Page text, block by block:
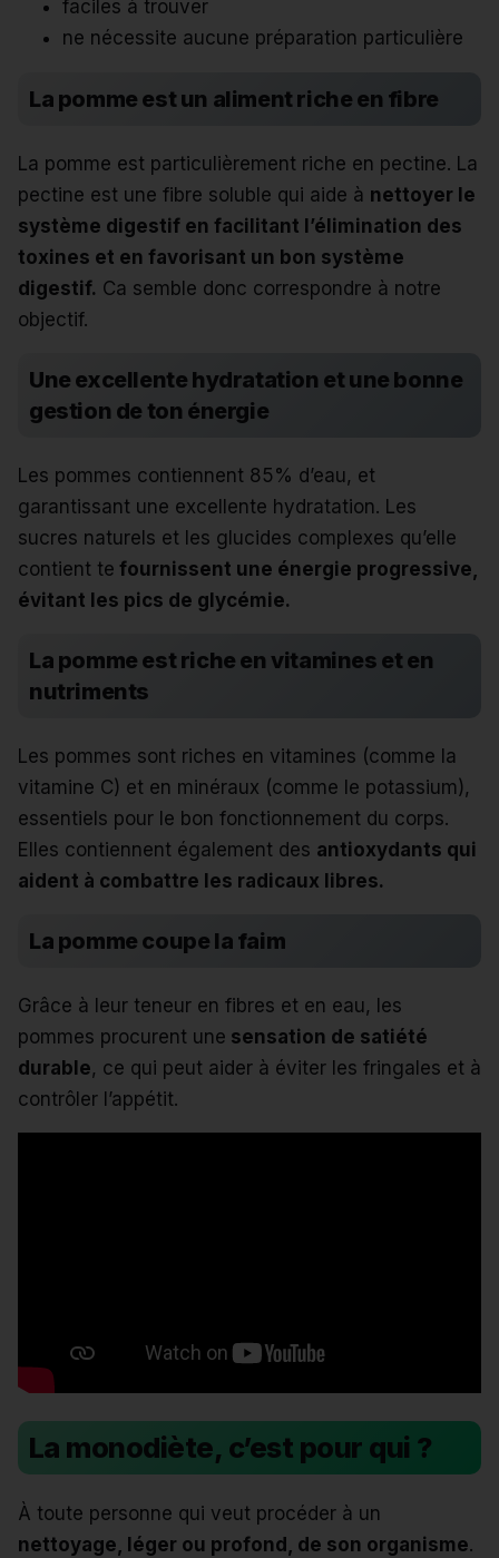
faciles à trouver
ne nécessite aucune préparation particulière
La pomme est un aliment riche en fibre
La pomme est particulièrement riche en pectine. La
pectine est une fibre soluble qui aide à nettoyer le
système digestif en facilitant l’élimination des
toxines et en favorisant un bon système
digestif. Ca semble donc correspondre à notre
objectif.
Une excellente hydratation et une bonne
gestion de ton énergie
Les pommes contiennent 85% d’eau, et
garantissant une excellente hydratation. Les
sucres naturels et les glucides complexes qu’elle
contient te fournissent une énergie progressive,
évitant les pics de glycémie.
La pomme est riche en vitamines et en
nutriments
Les pommes sont riches en vitamines (comme la
vitamine C) et en minéraux (comme le potassium),
essentiels pour le bon fonctionnement du corps.
Elles contiennent également des antioxydants qui
aident à combattre les radicaux libres.
La pomme coupe la faim
Grâce à leur teneur en fibres et en eau, les
pommes procurent une sensation de satiété
durable, ce qui peut aider à éviter les fringales et à
contrôler l’appétit.
La monodiète, c’est pour qui ?
À toute personne qui veut procéder à un
nettoyage, léger ou profond, de son organisme.